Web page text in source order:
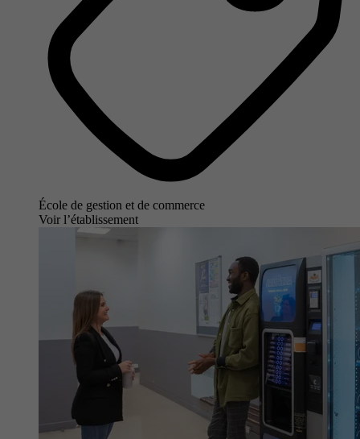
École de gestion et de commerce
Voir l’établissement